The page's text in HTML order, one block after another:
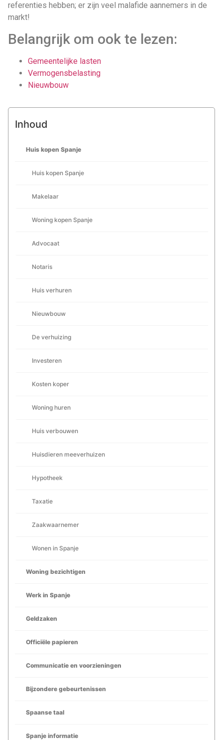
referenties hebben; er zijn veel malafide aannemers in de
markt!
Belangrijk om ook te lezen:
Gemeentelijke lasten
Vermogensbelasting
Nieuwbouw
Inhoud
Huis kopen Spanje
Huis kopen Spanje
Makelaar
Woning kopen Spanje
Advocaat
Notaris
Huis verhuren
Nieuwbouw
De verhuizing
Investeren
Kosten koper
Woning huren
Huis verbouwen
Huisdieren meeverhuizen
Hypotheek
Taxatie
Zaakwaarnemer
Wonen in Spanje
Woning bezichtigen
Werk in Spanje
Geldzaken
Officiële papieren
Communicatie en voorzieningen
Bijzondere gebeurtenissen
Spaanse taal
Spanje informatie